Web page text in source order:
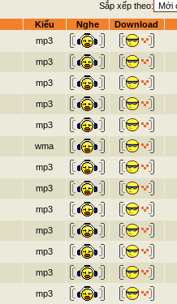
Sắp xếp theo:
Kiểu Nghe Download
mp3
mp3
mp3
mp3
mp3
wma
mp3
mp3
mp3
mp3
mp3
mp3
mp3